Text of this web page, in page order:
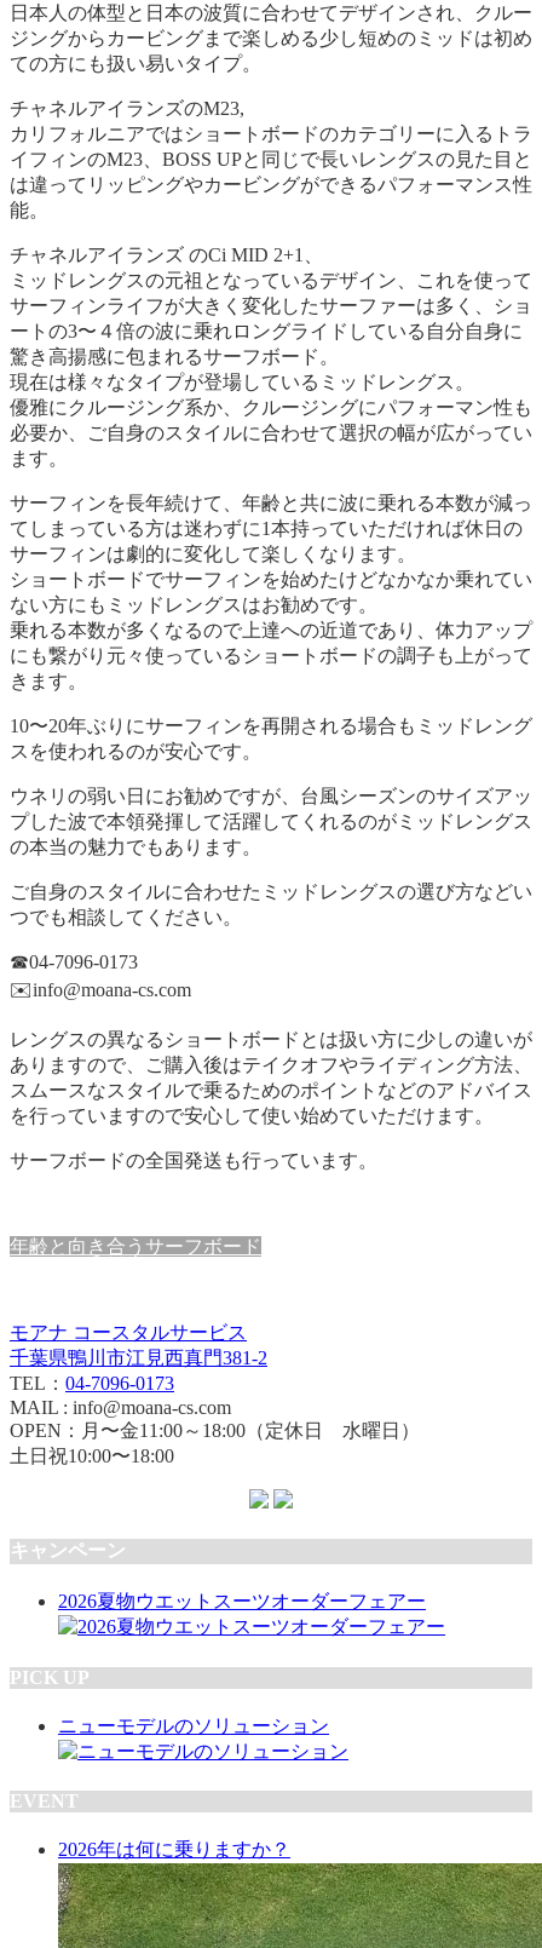
日本人の体型と日本の波質に合わせてデザインされ、クルー
ジングからカービングまで楽しめる少し短めのミッドは初め
ての方にも扱い易いタイプ。
チャネルアイランズのM23,
カリフォルニアではショートボードのカテゴリーに入るトラ
イフィンのM23、BOSS UPと同じで長いレングスの見た目と
は違ってリッピングやカービングができるパフォーマンス性
能。
チャネルアイランズ のCi MID 2+1、
ミッドレングスの元祖となっているデザイン、これを使って
サーフィンライフが大きく変化したサーファーは多く、ショ
ートの3〜４倍の波に乗れロングライドしている自分自身に
驚き高揚感に包まれるサーフボード。
現在は様々なタイプが登場しているミッドレングス。
優雅にクルージング系か、クルージングにパフォーマン性も
必要か、ご自身のスタイルに合わせて選択の幅が広がってい
ます。
サーフィンを長年続けて、年齢と共に波に乗れる本数が減っ
てしまっている方は迷わずに1本持っていただければ休日の
サーフィンは劇的に変化して楽しくなります。
ショートボードでサーフィンを始めたけどなかなか乗れてい
ない方にもミッドレングスはお勧めです。
乗れる本数が多くなるので上達への近道であり、体力アップ
にも繋がり元々使っているショートボードの調子も上がって
きます。
10〜20年ぶりにサーフィンを再開される場合もミッドレング
スを使われるのが安心です。
ウネリの弱い日にお勧めですが、台風シーズンのサイズアッ
プした波で本領発揮して活躍してくれるのがミッドレングス
の本当の魅力でもあります。
ご自身のスタイルに合わせたミッドレングスの選び方などい
つでも相談してください。
☎︎04-7096-0173
✉️info@moana-cs.com
レングスの異なるショートボードとは扱い方に少しの違いが
ありますので、ご購入後はテイクオフやライディング方法、
スムースなスタイルで乗るためのポイントなどのアドバイス
を行っていますので安心して使い始めていただけます。
サーフボードの全国発送も行っています。
年齢と向き合うサーフボード
モアナ コースタルサービス
千葉県鴨川市江見西真門381-2
TEL： 04-7096-0173
MAIL : info@moana-cs.com
OPEN：月〜金11:00～18:00（定休日 水曜日）
土日祝10:00〜18:00
キャンペーン
2026夏物ウエットスーツオーダーフェアー
PICK UP
ニューモデルのソリューション
EVENT
2026年は何に乗りますか？